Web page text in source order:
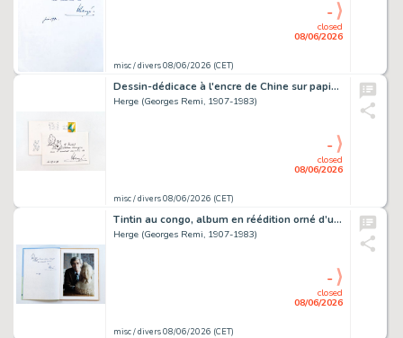
misc / divers 08/06/2026 (CET)
closed
08/06/2026
-
Dessin-dédicace à l'encre de Chine sur papier libre représentant…
Herge (Georges Remi, 1907-1983)
misc / divers 08/06/2026 (CET)
closed
08/06/2026
-
Tintin au congo, album en réédition orné d’un dessin-dédicace…
Herge (Georges Remi, 1907-1983)
misc / divers 08/06/2026 (CET)
closed
08/06/2026
-